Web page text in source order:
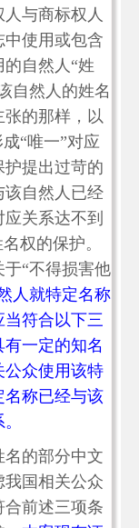
与商标权人
使用或包含
自然人“姓
自然人的姓名
的那样，以
“唯一”对应
提出过苛的
该自然人已经
关系达不到
权的保护。
“不得损害他
人就特定名称
符合以下三
一定的知名
公众使用该特
名称已经与该
的部分中文
国相关公众
前述三项条